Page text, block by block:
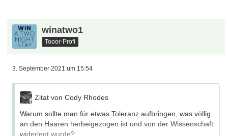
winatwo1
Tooor-Profi
3. September 2021 um 15:54
Zitat von Cody Rhodes
Warum sollte man für etwas Toleranz aufbringen, was völlig
an den Haaren herbeigezogen ist und von der Wissenschaft
widerlegt wurde?